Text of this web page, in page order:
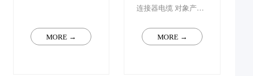
MORE →
连接器电缆 对象产
V30C、PZ-G、M8连
接器传感器 末端形
MORE →